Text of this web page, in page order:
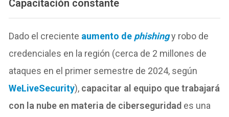
Capacitación constante
Dado el creciente aumento de phishingy robo de
credenciales en la región (cerca de 2 millones de
ataques en el primer semestre de 2024, según
WeLiveSecurity), capacitar al equipo que trabajará
con la nube en materia de ciberseguridad es una